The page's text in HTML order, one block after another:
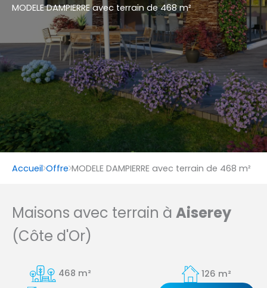
MODELE DAMPIERRE avec terrain de 468 m²
Accueil Offre MODELE DAMPIERRE avec terrain de 468 m²
Maisons avec terrain à Aiserey
(Côte d'Or)
468 m²
126 m²